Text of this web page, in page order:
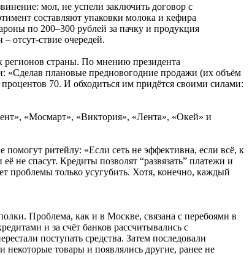
мол, не успели заключить договор с
составляют упаковки молока и кефира
по 200–300 рублей за пачку и продукция
отсут-ствие очередей.
регионов страны. По мнению президента
«Сделав плановые предновогодние продажи (их объём
70. И обходиться им придётся своими силами:
«Мосмарт», «Виктория», «Лента», «Окей» и
ритейлу: «Если сеть не эффективна, если всё, к
не спасут. Кредиты позволят “развязать” платежи и
проблемы только усугубить. Хотя, конечно, каждый
Проблема, как и в Москве, связана с перебоями в
и за счёт банков рассчитывались с
поступать средства. Затем последовали
некоторые товары и появлялись другие, ранее не